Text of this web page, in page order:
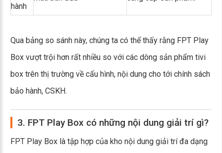
hành
Qua bảng so sánh này, chúng ta có thể thấy rằng FPT Play
Box vượt trội hơn rất nhiều so với các dòng sản phẩm tivi
box trên thị trường về cấu hình, nội dung cho tới chính sách
bảo hành, CSKH.
3. FPT Play Box có những nội dung giải trí gì?
FPT Play Box là tập hợp của kho nội dung giải trí đa dạng